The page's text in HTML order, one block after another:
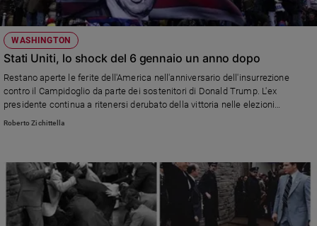
WASHINGTON
Stati Uniti, lo shock del 6 gennaio un anno dopo
Restano aperte le ferite dell'America nell'anniversario dell'insurrezione
contro il Campidoglio da parte dei sostenitori di Donald Trump. L'ex
presidente continua a ritenersi derubato della vittoria nelle elezioni
presidenziali del novembre 2020. Il prossimo 15 gennaio parlerà in un
Roberto Zichittella